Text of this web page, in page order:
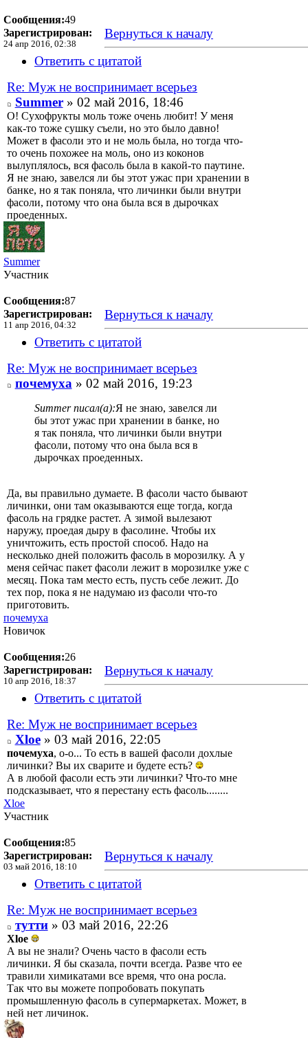
Сообщения:49
Зарегистрирован:
24 апр 2016, 02:38
Вернуться к началу
Ответить с цитатой
Re: Муж не воспринимает всерьез
Summer» 02 май 2016, 18:46
О! Сухофрукты моль тоже очень любит! У меня
как-то тоже сушку съели, но это было давно!
Может в фасоли это и не моль была, но тогда что-
то очень похожее на моль, оно из коконов
вылуплялось, вся фасоль была в какой-то паутине.
Я не знаю, завелся ли бы этот ужас при хранении в
банке, но я так поняла, что личинки были внутри
фасоли, потому что она была вся в дырочках
проеденных.
Summer
Участник
Сообщения:87
Зарегистрирован:
11 апр 2016, 04:32
Вернуться к началу
Ответить с цитатой
Re: Муж не воспринимает всерьез
почемуха » 02 май 2016, 19:23
Summer писал(а):Я не знаю, завелся ли
бы этот ужас при хранении в банке, но
я так поняла, что личинки были внутри
фасоли, потому что она была вся в
дырочках проеденных.
Да, вы правильно думаете. В фасоли часто бывают
личинки, они там оказываются еще тогда, когда
фасоль на грядке растет. А зимой вылезают
наружу, проедая дыру в фасолине. Чтобы их
уничтожить, есть простой способ. Надо на
несколько дней положить фасоль в морозилку. А у
меня сейчас пакет фасоли лежит в морозилке уже с
месяц. Пока там место есть, пусть себе лежит. До
тех пор, пока я не надумаю из фасоли что-то
приготовить.
почемуха
Новичок
Сообщения:26
Зарегистрирован:
10 апр 2016, 18:37
Вернуться к началу
Ответить с цитатой
Re: Муж не воспринимает всерьез
Xloe» 03 май 2016, 22:05
почемуха, о-о... То есть в вашей фасоли дохлые
личинки? Вы их сварите и будете есть?
А в любой фасоли есть эти личинки? Что-то мне
подсказывает, что я перестану есть фасоль........
Xloe
Участник
Сообщения:85
Зарегистрирован:
03 май 2016, 18:10
Вернуться к началу
Ответить с цитатой
Re: Муж не воспринимает всерьез
тутти» 03 май 2016, 22:26
Xloe
А вы не знали? Очень часто в фасоли есть
личинки. Я бы сказала, почти всегда. Разве что ее
травили химикатами все время, что она росла.
Так что вы можете попробовать покупать
промышленную фасоль в супермаркетах. Может, в
ней нет личинок.